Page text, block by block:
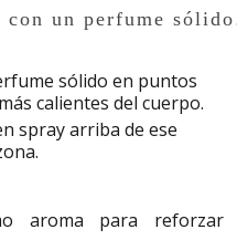
un perfume sólido
sólido en puntos
calientes del cuerpo.
spray arriba de ese
aroma para reforzar